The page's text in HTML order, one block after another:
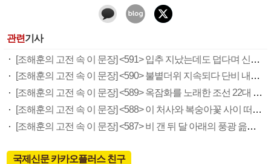
관련기사
[조해훈의 고전 속 이 문장] <591> 입추 지났는데도 덥다며 신유안에게 보낸 박규수의 편지
[조해훈의 고전 속 이 문장] <590> 불볕더위 지속되다 단비 내려 시 읊은 조선 후기 신익전
[조해훈의 고전 속 이 문장] <589> 옥잠화를 노래한 조선 22대 왕 정조의 시
[조해훈의 고전 속 이 문장] <588> 이 처사와 복숭아꽃 사이 떠다닌 일 읊은 최광유의 시
[조해훈의 고전 속 이 문장] <587> 비 갠 뒤 달 아래의 풍광 읊은 면우 곽종석의 시
국제신문 카카오플러스 친구